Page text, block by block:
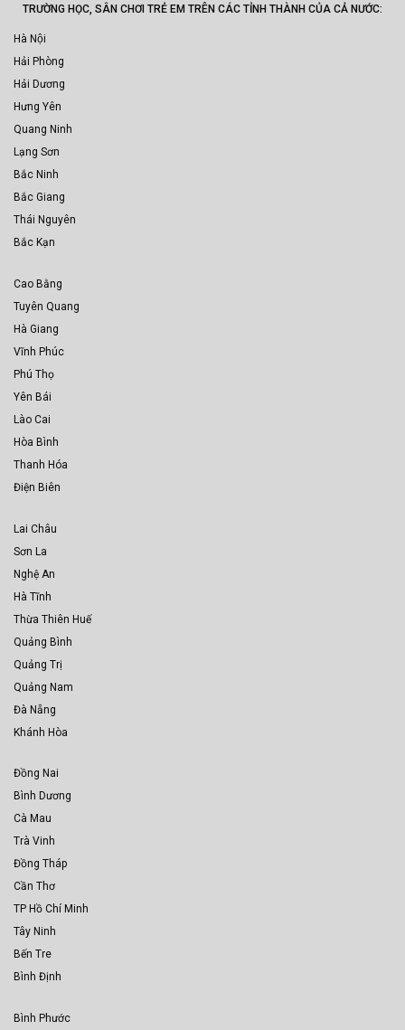
TRƯỜNG HỌC, SÂN CHƠI TRẺ EM TRÊN CÁC TỈNH THÀNH CỦA CẢ NƯỚC:
Hà Nội
Hải Phòng
Hải Dương
Hưng Yên
Quang Ninh
Lạng Sơn
Bắc Ninh
Bắc Giang
Thái Nguyên
Bắc Kạn
Cao Bằng
Tuyên Quang
Hà Giang
Vĩnh Phúc
Phú Thọ
Yên Bái
Lào Cai
Hòa Bình
Thanh Hóa
Điện Biên
Lai Châu
Sơn La
Nghệ An
Hà Tĩnh
Thừa Thiên Huế
Quảng Bình
Quảng Trị
Quảng Nam
Đà Nẵng
Khánh Hòa
Đồng Nai
Bình Dương
Cà Mau
Trà Vinh
Đồng Tháp
Cần Thơ
TP Hồ Chí Minh
Tây Ninh
Bến Tre
Bình Định
Bình Phước